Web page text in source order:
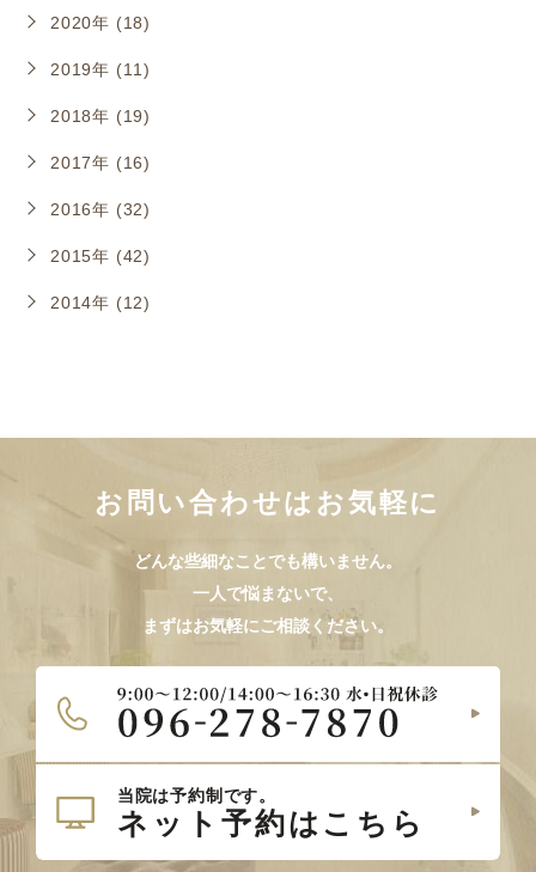
2020年 (18)
2019年 (11)
2018年 (19)
2017年 (16)
2016年 (32)
2015年 (42)
2014年 (12)
お問い合わせはお気軽に
どんな些細なことでも構いません。
一人で悩まないで、
まずはお気軽にご相談ください。